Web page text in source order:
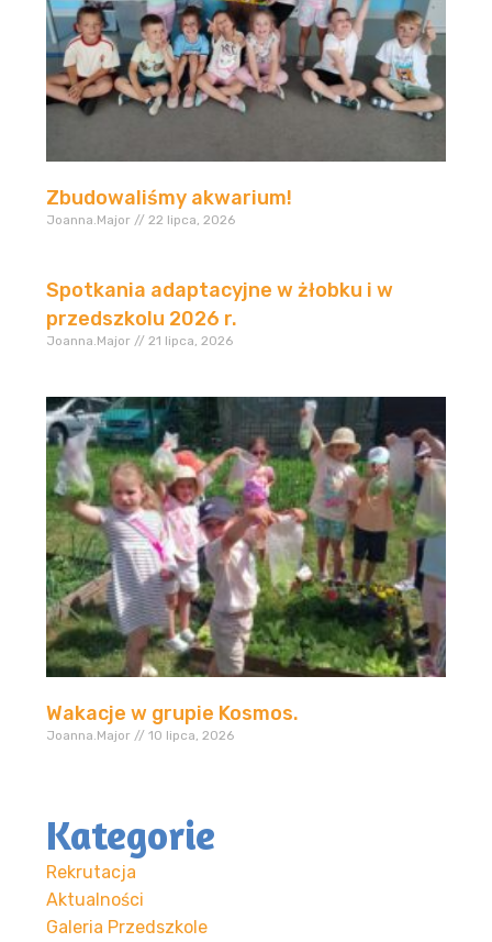
Zbudowaliśmy akwarium!
Joanna.Major 22 lipca, 2026
Spotkania adaptacyjne w żłobku i w
przedszkolu 2026 r.
Joanna.Major 21 lipca, 2026
Wakacje w grupie Kosmos.
Joanna.Major 10 lipca, 2026
Kategorie
Rekrutacja
Aktualności
Galeria Przedszkole